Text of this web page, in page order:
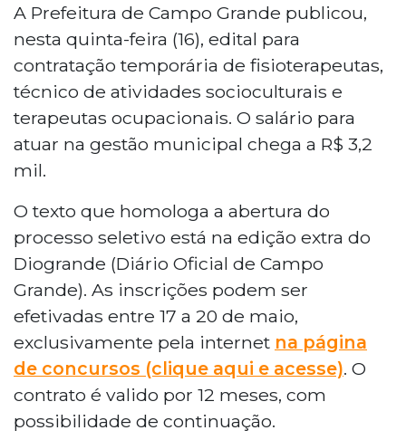
A Prefeitura de Campo Grande publicou,
nesta quinta-feira (16), edital para
contratação temporária de fisioterapeutas,
técnico de atividades socioculturais e
terapeutas ocupacionais. O salário para
atuar na gestão municipal chega a R$ 3,2
mil.
O texto que homologa a abertura do
processo seletivo está na edição extra do
Diogrande (Diário Oficial de Campo
Grande). As inscrições podem ser
efetivadas entre 17 a 20 de maio,
exclusivamente pela internet na página
de concursos (clique aqui e acesse). O
contrato é valido por 12 meses, com
possibilidade de continuação.